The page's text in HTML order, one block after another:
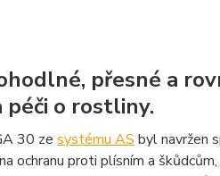
přesné a
péči o rostliny.
30 ze systému AS byl navržen
ochranu proti plísním a